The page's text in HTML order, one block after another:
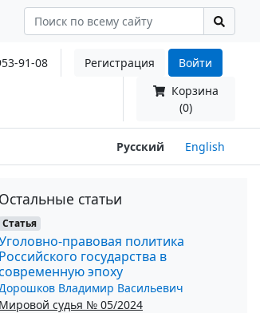
91-08 Регистрация
Войти
Корзина
(0)
Русский English
Остальные статьи
Статья
правовая политика
Российского государства в
эпоху
Дорошков Владимир Васильевич
Мировой судья № 05/2024